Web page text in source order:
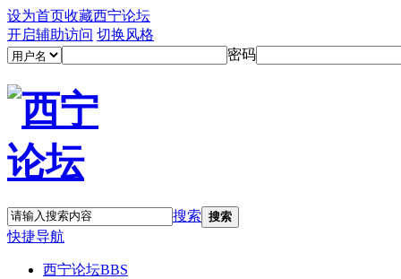
设为首页收藏西宁论坛
开启辅助访问 切换风格
密码
搜索 搜索
快捷导航
西宁论坛BBS